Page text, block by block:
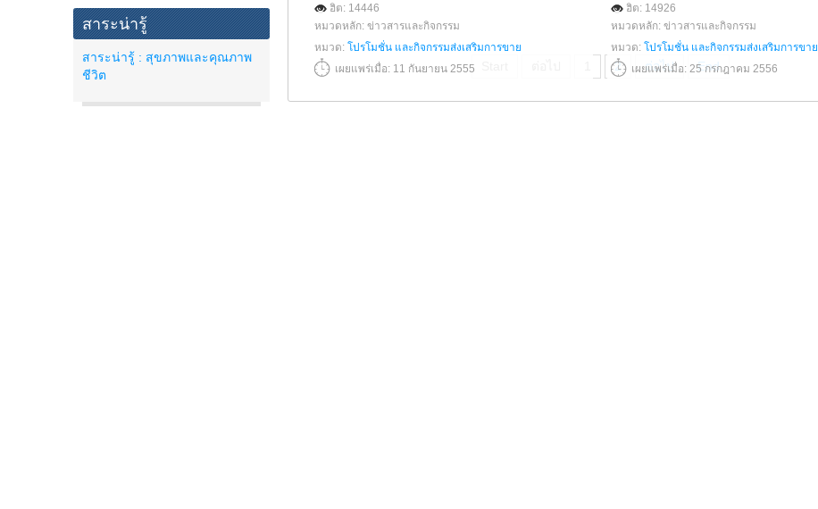
หมวดหลัก: ข่าวสารและกิจกรรม
หมวด: โปรโมชั่น และกิจกรรมส่งเสริมการขาย
เผยแพร่เมื่อ: 11 กันยายน 2555
ฮิต: 14446
หมวดหลัก: ข่าวสารและกิจกรรม
หมวด:โปรโมชั่น และกิจกรรมส่งเสริมการขาย
เผยแพร่เมื่อ: 25 กรกฎาคม 2556
ฮิต: 14926
2 ต่อไป End
สาระน่ารู้
สาระน่ารู้ : สุขภาพและคุณภาพ
ชีวิต